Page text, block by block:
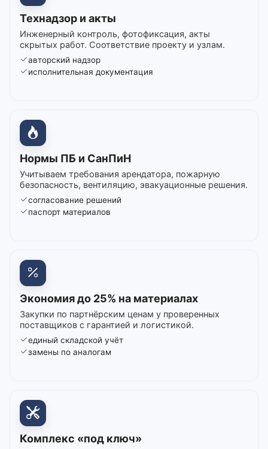
Технадзор и акты
Инженерный контроль, фотофиксация, акты
скрытых работ. Соответствие проекту и узлам.
авторский надзор
исполнительная документация
Нормы ПБ и СанПиН
Учитываем требования арендатора, пожарную
безопасность, вентиляцию, эвакуационные решения.
согласование решений
паспорт материалов
Экономия до 25% на материалах
Закупки по партнёрским ценам у проверенных
поставщиков с гарантией и логистикой.
единый складской учёт
замены по аналогам
Комплекс «под ключ»